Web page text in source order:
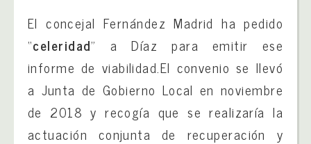
El concejal Fernández Madrid ha pedido
“celeridad” a Díaz para emitir ese
informe de viabilidad.El convenio se llevó
a Junta de Gobierno Local en noviembre
de 2018 y recogía que se realizaría la
actuación conjunta de recuperación y